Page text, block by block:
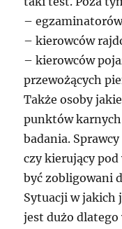
–
– kierowców
– kierowców
przewożących
Także osoby
punktów
badania.
czy kierujący
być zobligowani
Sytuacji w jakich
jest dużo